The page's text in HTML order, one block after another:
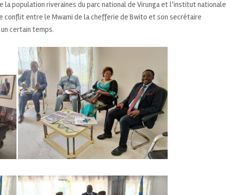
population riveraines du parc national de Virunga et l’institut nationale
conflit entre le Mwami de la chefferie de Bwito et son secrétaire
certain temps.